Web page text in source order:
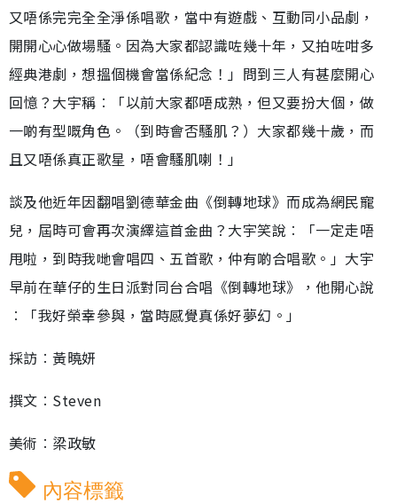
又唔係完完全全淨係唱歌，當中有遊戲、互動同小品劇，
開開心心做場騷。因為大家都認識咗幾十年，又拍咗咁多
經典港劇，想搵個機會當係紀念！」問到三人有甚麼開心
回憶？大宇稱︰「以前大家都唔成熟，但又要扮大個，做
一啲有型嘅角色。（到時會否騷肌？）大家都幾十歲，而
且又唔係真正歌星，唔會騷肌喇！」
談及他近年因翻唱劉德華金曲《倒轉地球》而成為網民寵
兒，屆時可會再次演繹這首金曲？大宇笑說︰「一定走唔
甩啦，到時我哋會唱四、五首歌，仲有啲合唱歌。」大宇
早前在華仔的生日派對同台合唱《倒轉地球》，他開心說
︰「我好榮幸參與，當時感覺真係好夢幻。」
採訪︰黃曉妍
撰文︰Steven
美術︰梁政敏
內容標籤